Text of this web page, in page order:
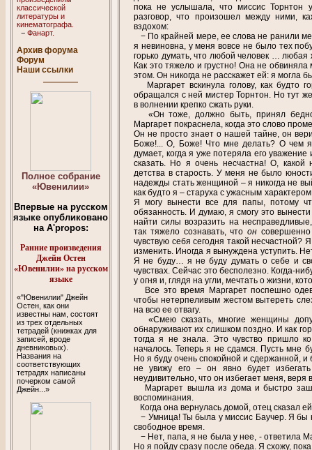
классической
литературы и
кинематографа.
−Фанарт.
Архив форума
Форум
Наши ссылки
Полноe собраниe
«Ювенилии»
Впервые на русском
языке опубликовано
на A'propos:
Ранние произведения
Джейн Остен
«Ювенилии» на русском
языке
«"Ювенилии" Джейн
Остен, как они
известны нам, состоят
из трех отдельных
тетрадей (книжках для
записей, вроде
дневниковых).
Названия на
соответствующих
тетрадях написаны
почерком самой
Джейн...»
пока не услышала, что миссис Торнтон
разговор, что произошел между ними,
вздохом:
− По крайней мере, ее слова не ранили
я невиновна, у меня вовсе не было тех
горько думать, что любой человек …
Как это тяжело и грустно! Она не
этом. Он никогда не расскажет ей: я могла
Маргарет вскинула голову, как будто
обращался с ней мистер Торнтон. Но тут
в волнении крепко сжать руки.
«Он тоже, должно быть, принял
Маргарет покраснела, когда это слово
Он не просто знает о нашей тайне, он
Боже!... О, Боже! Что мне делать? О чем
думает, когда я уже потеряла его
сказать. Но я очень несчастна! О,
детства в старость. У меня не было
надежды стать женщиной – я никогда не
как будто я – старуха с ужасным
Я могу вынести все для папы, потому
обязанность. И думаю, я смогу это
найти силы возразить на
так тяжело сознавать, что он
чувствую себя сегодня такой несчастной?
изменить. Иногда я вынуждена уступить.
Я не буду… я не буду думать о себе и
чувствах. Сейчас это бесполезно. Когда-
у огня и, глядя на угли, мечтать о жизни,
Все это время Маргарет поспешно
чтобы нетерпеливым жестом вытереть
на всю ее отвагу.
«Смею сказать, многие женщины
обнаруживают их слишком поздно. И как
тогда я не знала. Это чувство пришло
началось. Теперь я не сдамся. Пусть мне
Но я буду очень спокойной и сдержанной,
не увижу его – он явно будет
неудивительно, что он избегает меня, веря
Маргарет вышла из дома и быстро
воспоминания.
Когда она вернулась домой, отец сказал
− Умница! Ты была у миссис Баучер. Я бы
свободное время.
− Нет, папа, я не была у нее, - ответила
Но я пойду сразу после обеда. Я схожу,